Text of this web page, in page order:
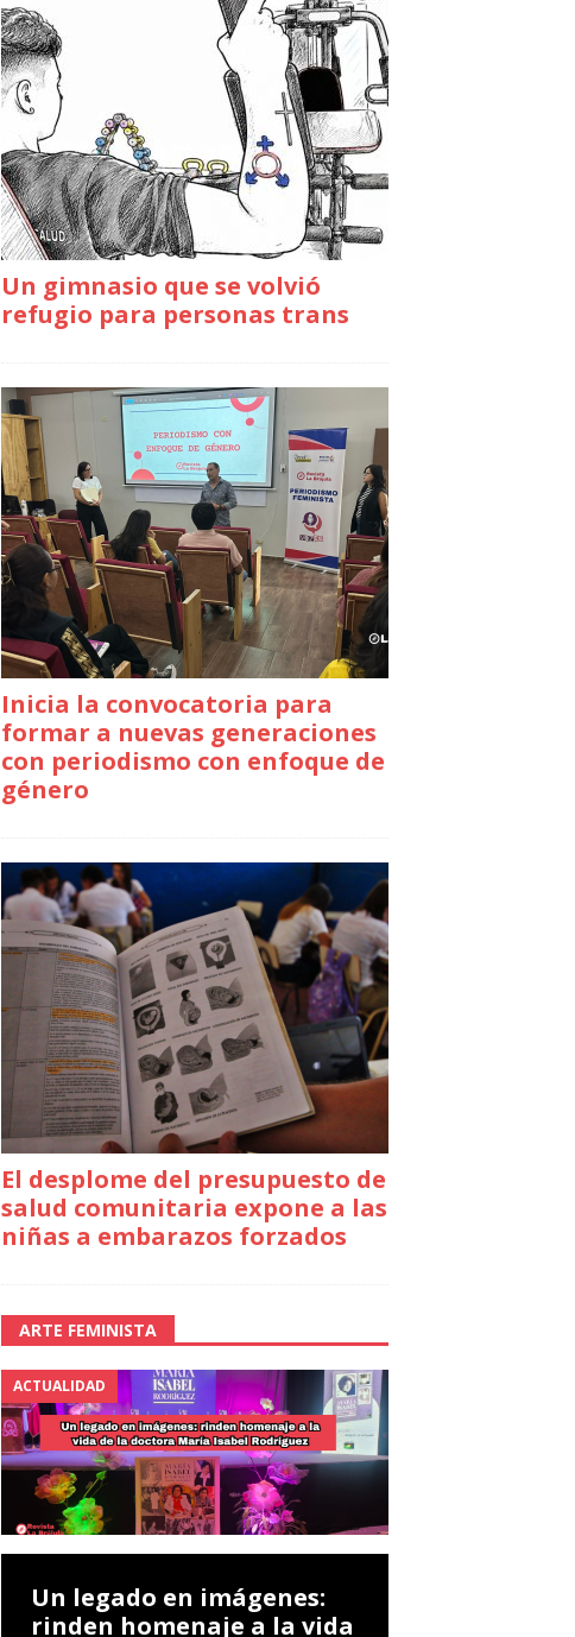
Un gimnasio que se volvió
refugio para personas trans
Inicia la convocatoria para
formar a nuevas generaciones
con periodismo con enfoque de
género
El desplome del presupuesto de
salud comunitaria expone a las
niñas a embarazos forzados
ARTE FEMINISTA
ACTUALIDAD
Un legado en imágenes:
rinden homenaje a la vida